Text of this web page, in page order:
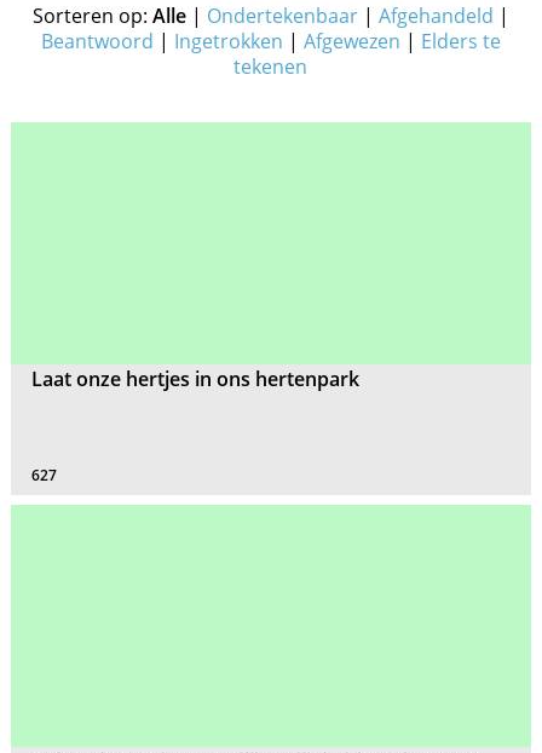
Sorteren op: Alle| Ondertekenbaar| Afgehandeld |
Beantwoord | Ingetrokken | Afgewezen | Elders te
tekenen
Laat onze hertjes in ons hertenpark
627